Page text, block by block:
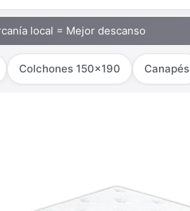
local = Mejor descanso
Colchones 150x190 Canapés